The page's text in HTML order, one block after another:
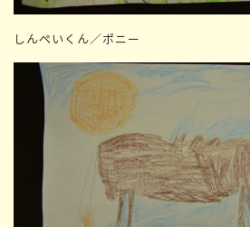
しんぺいくん／ポニー